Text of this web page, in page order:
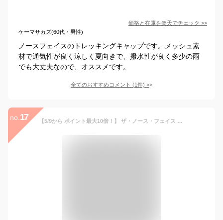
価格と在庫を楽天でチェック >>
ケーマサカズ(60代・男性)
ノースフェイスのトレッキングキャップです。メッシュ素
材で通気性が良く涼しく夏向きで、撥水性が良く多少の雨
でも大丈夫なので、オススメです。
全てのおすすめコメント (1件) >
no. 17 【5/9から ポイント最大10倍！】 ザ・ノース・フェイス THE NORTH FACE アウトドア メッセージメッシュキャップ MESSAGE MESH CAP メンズ レディース ロゴ 通気性 サイズ調節可能 アメリカンホック スポーツ観戦 帽子 ハイキング NN02333